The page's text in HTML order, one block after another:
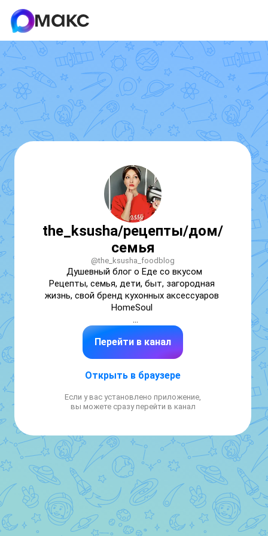
the_ksusha/рецепты/дом/
семья
@the_ksusha_foodblog
Душевный блог о Еде со вкусом
Рецепты, семья, дети, быт, загородная
жизнь, свой бренд кухонных аксессуаров
HomeSoul
Сотрудничество - в ТГ @the_ksusha
https://t.me/the_ksusha_foodblog
Перейти в канал
Открыть в браузере
Если у вас установлено приложение,
вы можете сразу перейти в канал